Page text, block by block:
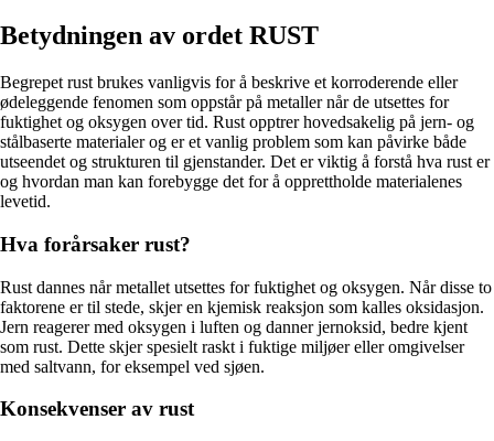
Betydningen av ordet RUST
Begrepet rust brukes vanligvis for å beskrive et korroderende eller
ødeleggende fenomen som oppstår på metaller når de utsettes for
fuktighet og oksygen over tid. Rust opptrer hovedsakelig på jern- og
stålbaserte materialer og er et vanlig problem som kan påvirke både
utseendet og strukturen til gjenstander. Det er viktig å forstå hva rust er
og hvordan man kan forebygge det for å opprettholde materialenes
levetid.
Hva forårsaker rust?
Rust dannes når metallet utsettes for fuktighet og oksygen. Når disse to
faktorene er til stede, skjer en kjemisk reaksjon som kalles oksidasjon.
Jern reagerer med oksygen i luften og danner jernoksid, bedre kjent
som rust. Dette skjer spesielt raskt i fuktige miljøer eller omgivelser
med saltvann, for eksempel ved sjøen.
Konsekvenser av rust